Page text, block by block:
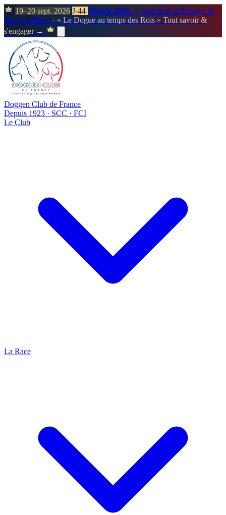
19–20 sept. 2026 J-44 Neuvic 2026 — Nationale d'Élevage &
Doggen Show · « Le Dogue au temps des Rois » Tout savoir &
s'engager →
Doggen Club de France
Depuis 1923 · SCC · FCI
Le Club
La Race